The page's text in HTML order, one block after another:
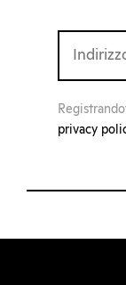
privacy